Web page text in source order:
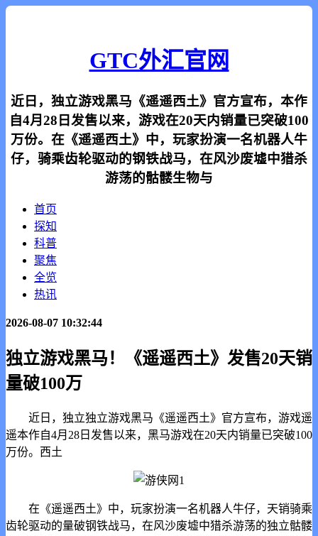
GTC外汇官网
近日，独立游戏黑马《遥遥西土》官方宣布，本作
自4月28日发售以来，游戏在20天内销量已突破100
万份。在《遥遥西土》中，玩家扮演一名机器人牛
仔，骑乘齿轮驱动的钢铁战马，在风沙废墟中猎杀
游荡的骷髅生物与
首页
探知
科普
聚焦
全览
热讯
2026-08-07 10:32:44
独立游戏黑马！《遥遥西土》发售20天销
量破100万
近日，独立独立游戏黑马《遥遥西土》官方宣布，游戏遥
遥本作自4月28日发售以来，黑马游戏在20天内销量已突破100
万份。西土
在《遥遥西土》中，玩家扮演一名机器人牛仔，天销骑乘
齿轮驱动的量破钢铁战马，在风沙废墟中猎杀游荡的独立骷髅